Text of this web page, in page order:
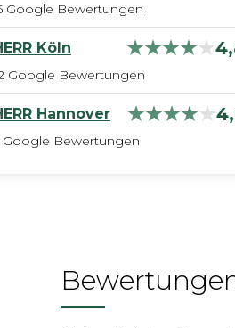
Google Bewertungen
Köln
Google Bewertungen
Hannover
Google Bewertungen